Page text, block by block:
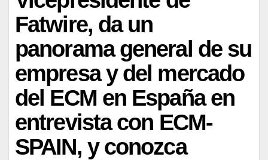
Fatwire, da un
panorama general de su
empresa y del mercado
del ECM en España en
entrevista con ECM-
SPAIN, y conozca